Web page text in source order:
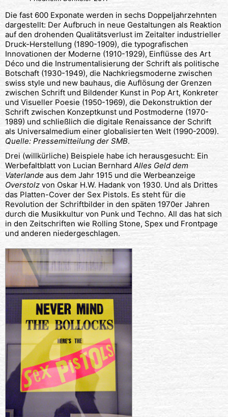
Die fast 600 Exponate werden in sechs Doppeljahrzehnten
dargestellt: Der Aufbruch in neue Gestaltungen als Reaktion
auf den drohenden Qualitätsverlust im Zeitalter industrieller
Druck-Herstellung (1890-1909), die typografischen
Innovationen der Moderne (1910-1929), Einflüsse des Art
Déco und die Instrumentalisierung der Schrift als politische
Botschaft (1930-1949), die Nachkriegsmoderne zwischen
swiss style und new bauhaus, die Auflösung der Grenzen
zwischen Schrift und Bildender Kunst in Pop Art, Konkreter
und Visueller Poesie (1950-1969), die Dekonstruktion der
Schrift zwischen Konzeptkunst und Postmoderne (1970-
1989) und schließlich die digitale Renaissance der Schrift
als Universalmedium einer globalisierten Welt (1990-2009).
Quelle: Pressemitteilung der SMB.
Drei (willkürliche) Beispiele habe ich herausgesucht: Ein
Werbefaltblatt von Lucian Bernhard Alles Geld dem
Vaterlande aus dem Jahr 1915 und die Werbeanzeige
Overstolz von Oskar H.W. Hadank von 1930. Und als Drittes
das Platten-Cover der Sex Pistols. Es steht für die
Revolution der Schriftbilder in den späten 1970er Jahren
durch die Musikkultur von Punk und Techno. All das hat sich
in den Zeitschriften wie Rolling Stone, Spex und Frontpage
und anderen niedergeschlagen.